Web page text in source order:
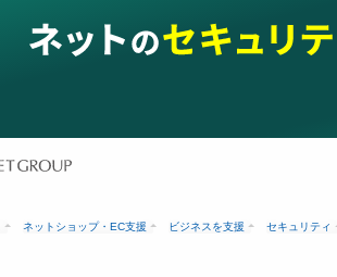
ネットショップ・EC支援 ビジネスを支援 セキュリティ